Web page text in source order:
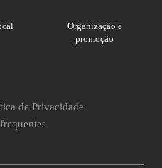
de Privacidade
Organização e
promoção